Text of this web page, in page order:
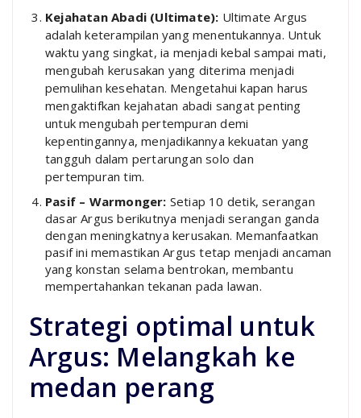
Kejahatan Abadi (Ultimate): Ultimate Argus
adalah keterampilan yang menentukannya. Untuk
waktu yang singkat, ia menjadi kebal sampai mati,
mengubah kerusakan yang diterima menjadi
pemulihan kesehatan. Mengetahui kapan harus
mengaktifkan kejahatan abadi sangat penting
untuk mengubah pertempuran demi
kepentingannya, menjadikannya kekuatan yang
tangguh dalam pertarungan solo dan
pertempuran tim.
Pasif – Warmonger: Setiap 10 detik, serangan
dasar Argus berikutnya menjadi serangan ganda
dengan meningkatnya kerusakan. Memanfaatkan
pasif ini memastikan Argus tetap menjadi ancaman
yang konstan selama bentrokan, membantu
mempertahankan tekanan pada lawan.
Strategi optimal untuk
Argus: Melangkah ke
medan perang